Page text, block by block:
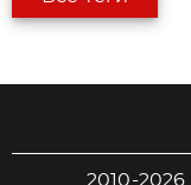
2010-